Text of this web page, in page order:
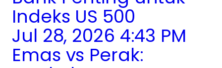
Indeks US 500
Jul 28, 2026 4:43 PM
Emas vs Perak: